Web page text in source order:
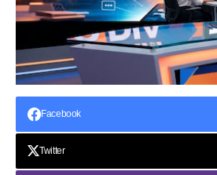
Facebook
Twitter